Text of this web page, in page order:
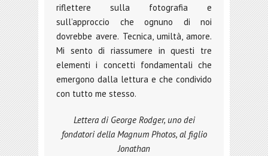
riflettere sulla fotografia e
sull’approccio che ognuno di noi
dovrebbe avere. Tecnica, umiltà, amore.
Mi sento di riassumere in questi tre
elementi i concetti fondamentali che
emergono dalla lettura e che condivido
con tutto me stesso.
Lettera di George Rodger, uno dei
fondatori della Magnum Photos, al figlio
Jonathan